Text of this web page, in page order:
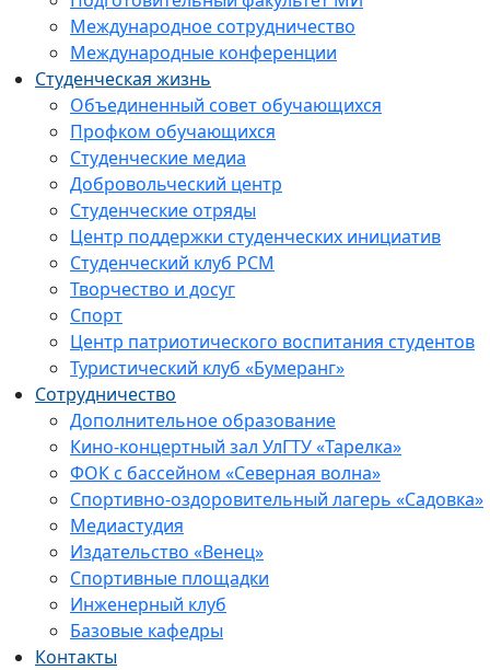
Международное сотрудничество
Международные конференции
Студенческая жизнь
Объединенный совет обучающихся
Профком обучающихся
Студенческие медиа
Добровольческий центр
Студенческие отряды
Центр поддержки студенческих инициатив
Студенческий клуб РСМ
Творчество и досуг
Спорт
Центр патриотического воспитания студентов
Туристический клуб «Бумеранг»
Сотрудничество
Дополнительное образование
Кино-концертный зал УлГТУ «Тарелка»
ФОК с бассейном «Северная волна»
Спортивно-оздоровительный лагерь «Садовка»
Медиастудия
Издательство «Венец»
Спортивные площадки
Инженерный клуб
Базовые кафедры
Контакты